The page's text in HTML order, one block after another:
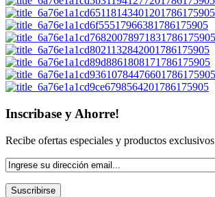
Inscribase y Ahorre!
Recibe ofertas especiales y productos exclusivos